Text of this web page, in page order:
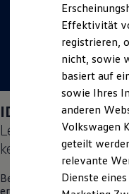
Batterie
Kosten und
E-Auto-
Software
Die ID.
ID.
Digitale
ID. Polo
Days am
Lernen Sie den
kennen.
Besuchen Sie uns am
erleben Sie einen Tag
Effektivität
registrieren,
nicht, sowie
basiert auf
sowie Ihres
anderen
Volkswagen
geteilt
relevante
Dienste